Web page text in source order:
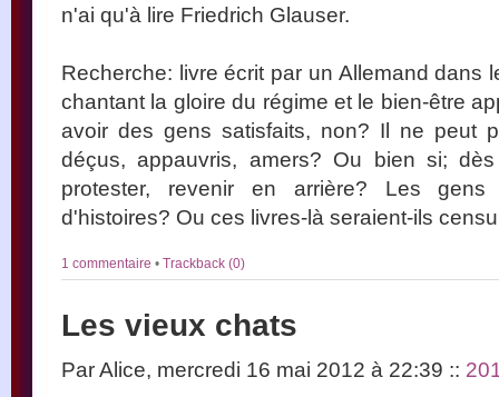
n'ai qu'à lire Friedrich Glauser.
Recherche: livre écrit par un Allemand dans
chantant la gloire du régime et le bien-être
avoir des gens satisfaits, non? Il ne peut
déçus, appauvris, amers? Ou bien si;
protester, revenir en arrière? Les
d'histoires? Ou ces livres-là seraient-ils
1 commentaire • Trackback (0)
Les vieux chats
Par Alice, mercredi 16 mai 2012 à 22:39 ::